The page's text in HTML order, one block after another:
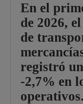
En el
de 2026,
de
registró
-2,7% en